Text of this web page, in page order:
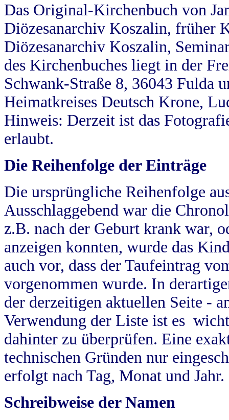
Das Original-Kirchenbuch von
Diözesanarchiv Koszalin, früher
Diözesanarchiv Koszalin,
des Kirchenbuches liegt in der
Schwank-Straße 8, 36043 Fulda
Heimatkreises Deutsch Krone,
Hinweis: Derzeit ist das
erlaubt.
Die Reihenfolge der Einträge
Die ursprüngliche Reihenfolge
Ausschlaggebend war die
z.B. nach der Geburt krank war,
anzeigen konnten, wurde das
auch vor, dass der Taufeintrag
vorgenommen wurde. In
der derzeitigen aktuellen Seite -
Verwendung der Liste ist es
dahinter zu überprüfen. Eine
technischen Gründen nur
erfolgt nach Tag, Monat und Jahr.
Schreibweise der Namen